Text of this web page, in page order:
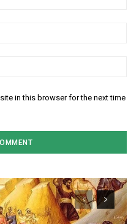
in this browser for the next time